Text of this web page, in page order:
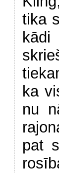
tika
ka
nu
pat